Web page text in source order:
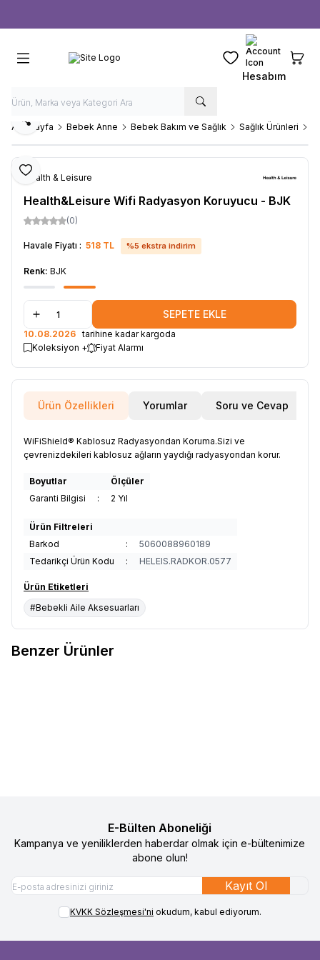
Favorilerim
Hesabım
Ana Sayfa Bebek Anne Bebek Bakım ve Sağlık Sağlık Ürünleri
Favoriye Ekle
Paylaş
Health & Leisure
Health&Leisure Wifi Radyasyon Koruyucu - BJK
(0)
Havale Fiyatı : 518 TL %5 ekstra indirim
Renk: BJK
SEPETE EKLE
10.08.2026 tarihine kadar kargoda
Koleksiyon +
Fiyat Alarmı
Ürün Özellikleri Yorumlar Soru ve Cevap
WiFiShield® Kablosuz Radyasyondan Koruma.Sizi ve
çevrenizdekileri kablosuz ağların yaydığı radyasyondan korur.
Boyutlar
Ölçüler
Garanti Bilgisi
: 2 Yıl
Ürün Filtreleri
Barkod
:
5060088960189
Tedarikçi Ürün Kodu
: HELEIS.RADKOR.0577
Ürün Etiketleri
#Bebekli Aile Aksesuarları
Benzer Ürünler
E-Bülten Aboneliği
Kampanya ve yeniliklerden haberdar olmak için e-bültenimize
abone olun!
Kayıt Ol
KVKK Sözleşmesi'ni okudum, kabul ediyorum.